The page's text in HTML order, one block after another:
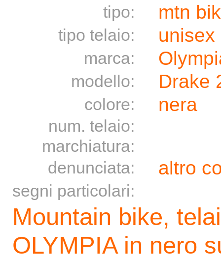
tipo: mtn
tipo telaio: unisex
marca:
modello: Drake
colore: nera
num. telaio:
marchiatura:
denunciata:
altro
segni particolari:
Mountain bike,
OLYMPIA in nero